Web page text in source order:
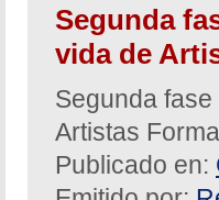
Segunda
vida de
Segunda
Artistas
Publicado en: